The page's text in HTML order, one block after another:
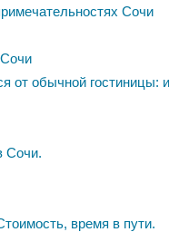
Сочи
от обычной гостиницы:
Сочи.
время в пути.